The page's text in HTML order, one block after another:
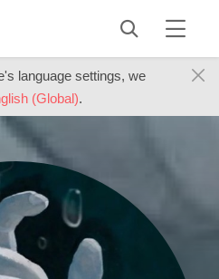
language settings, we
(Global).